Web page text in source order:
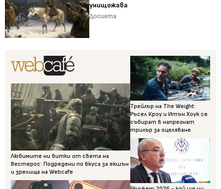
унищожава
Досиета
Любимите ни битки от света на
Вестерос: Подредени по вкуса за екшън
и зрелища на Webcafe
Трейлър на The Weight:
Ръсел Кроу и Итън Хоук се
събират в напрегнат
трилър за оцеляване